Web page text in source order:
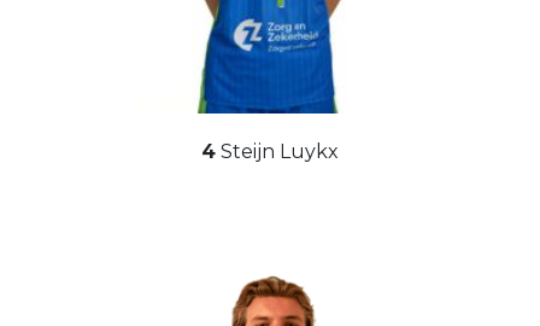
4 Steijn Luykx